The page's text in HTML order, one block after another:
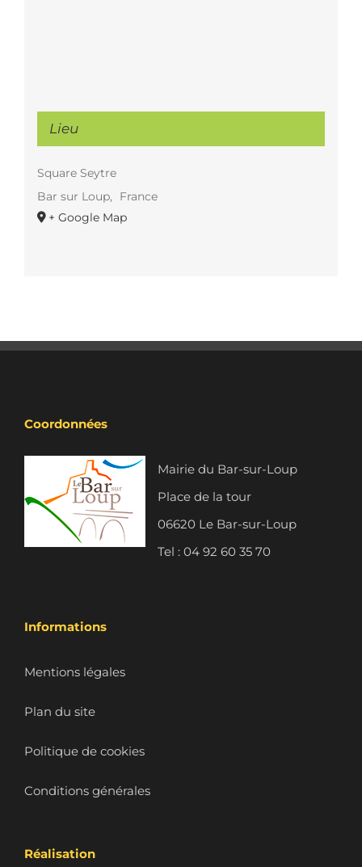
Lieu
Square Seytre
Bar sur Loup,
France
+ Google Map
Coordonnées
Mairie du Bar-sur-Loup
Place de la tour
06620 Le Bar-sur-Loup
Tel : 04 92 60 35 70
Informations
Mentions légales
Plan du site
Politique de cookies
Conditions générales
Réalisation